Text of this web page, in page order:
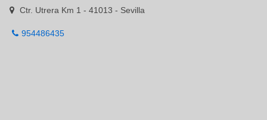
Ctr. Utrera Km 1 - 41013 - Sevilla
954486435